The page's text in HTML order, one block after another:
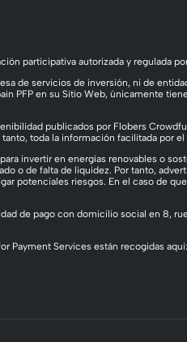
participativa autorizada y regulada
de servicios de inversión, ni de
PFP en su Sitio Web, únicamente
publicados por Flobers
tanto, toda la información facilitada por
invertir en energías renovables o
o de falta de liquidez. Por tanto,
potenciales riesgos. En el caso de
de pago con domicilio social en 8,
Payment Services están recogidas aqui: